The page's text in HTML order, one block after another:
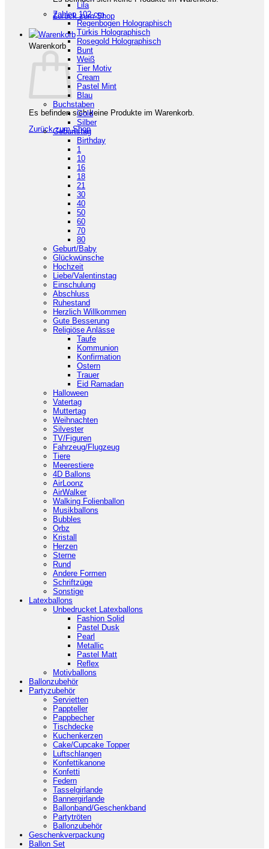
Zurück zum Shop
Warenkorb
Es befinden sich keine Produkte im Warenkorb.
Zurück zum Shop
Lila
Zahlen 102 cm
Regenbogen Holographisch
Türkis Holographisch
Rosegold Holographisch
Bunt
Weiß
Tier Motiv
Cream
Pastel Mint
Blau
Buchstaben
Gold
Silber
Geburtstag
Birthday
1
10
16
18
21
30
40
50
60
70
80
Geburt/Baby
Glückwünsche
Hochzeit
Liebe/Valentinstag
Einschulung
Abschluss
Ruhestand
Herzlich Willkommen
Gute Besserung
Religiöse Anlässe
Taufe
Kommunion
Konfirmation
Ostern
Trauer
Eid Ramadan
Halloween
Vatertag
Muttertag
Weihnachten
Silvester
TV/Figuren
Fahrzeug/Flugzeug
Tiere
Meerestiere
4D Ballons
AirLoonz
AirWalker
Walking Folienballon
Musikballons
Bubbles
Orbz
Kristall
Herzen
Sterne
Rund
Andere Formen
Schriftzüge
Sonstige
Latexballons
Unbedrucket Latexballons
Fashion Solid
Pastel Dusk
Pearl
Metallic
Pastel Matt
Reflex
Motivballons
Ballonzubehör
Partyzubehör
Servietten
Pappteller
Pappbecher
Tischdecke
Kuchenkerzen
Cake/Cupcake Topper
Luftschlangen
Konfettikanone
Konfetti
Federn
Tasselgirlande
Bannergirlande
Ballonband/Geschenkband
Partytröten
Ballonzubehör
Geschenkverpackung
Ballon Set